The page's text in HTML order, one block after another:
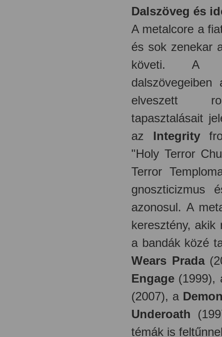
Dalszöveg és
A metalcore a
és sok zenekar
követi.
elveszett
tapasztalásait
az Integrity
"Holy Terror
Terror
gnoszticizmus
azonosul. A
keresztény, akik
a bandák közé
Wears Prada
Engage (1999),
(2007), a
Underoath
témák is